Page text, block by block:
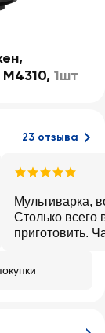
, 1шт
23 отзыва
Мультиварка,
Столько всего
приготовить.
готовила,
надеюсь что